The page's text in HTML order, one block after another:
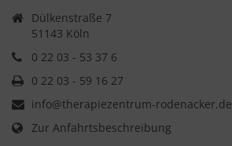
Dülkenstraße 7
51143 Köln
0 22 03 - 53 37 6
0 22 03 - 59 16 27
info@therapiezentrum-rodenacker.de
Zur Anfahrtsbeschreibung